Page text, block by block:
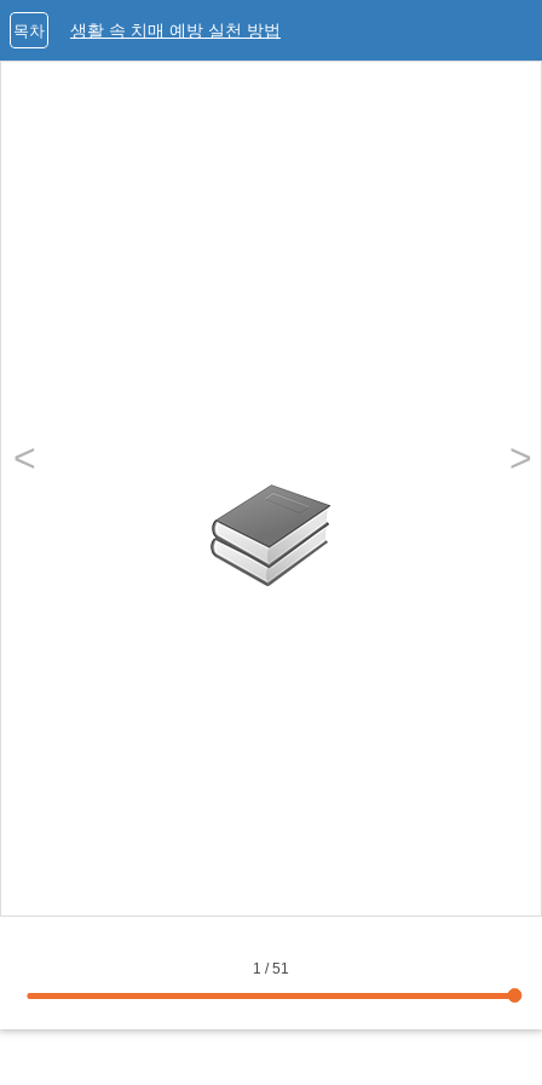
생활 속 치매 예방 실천 방법
목차
< >
1 /51